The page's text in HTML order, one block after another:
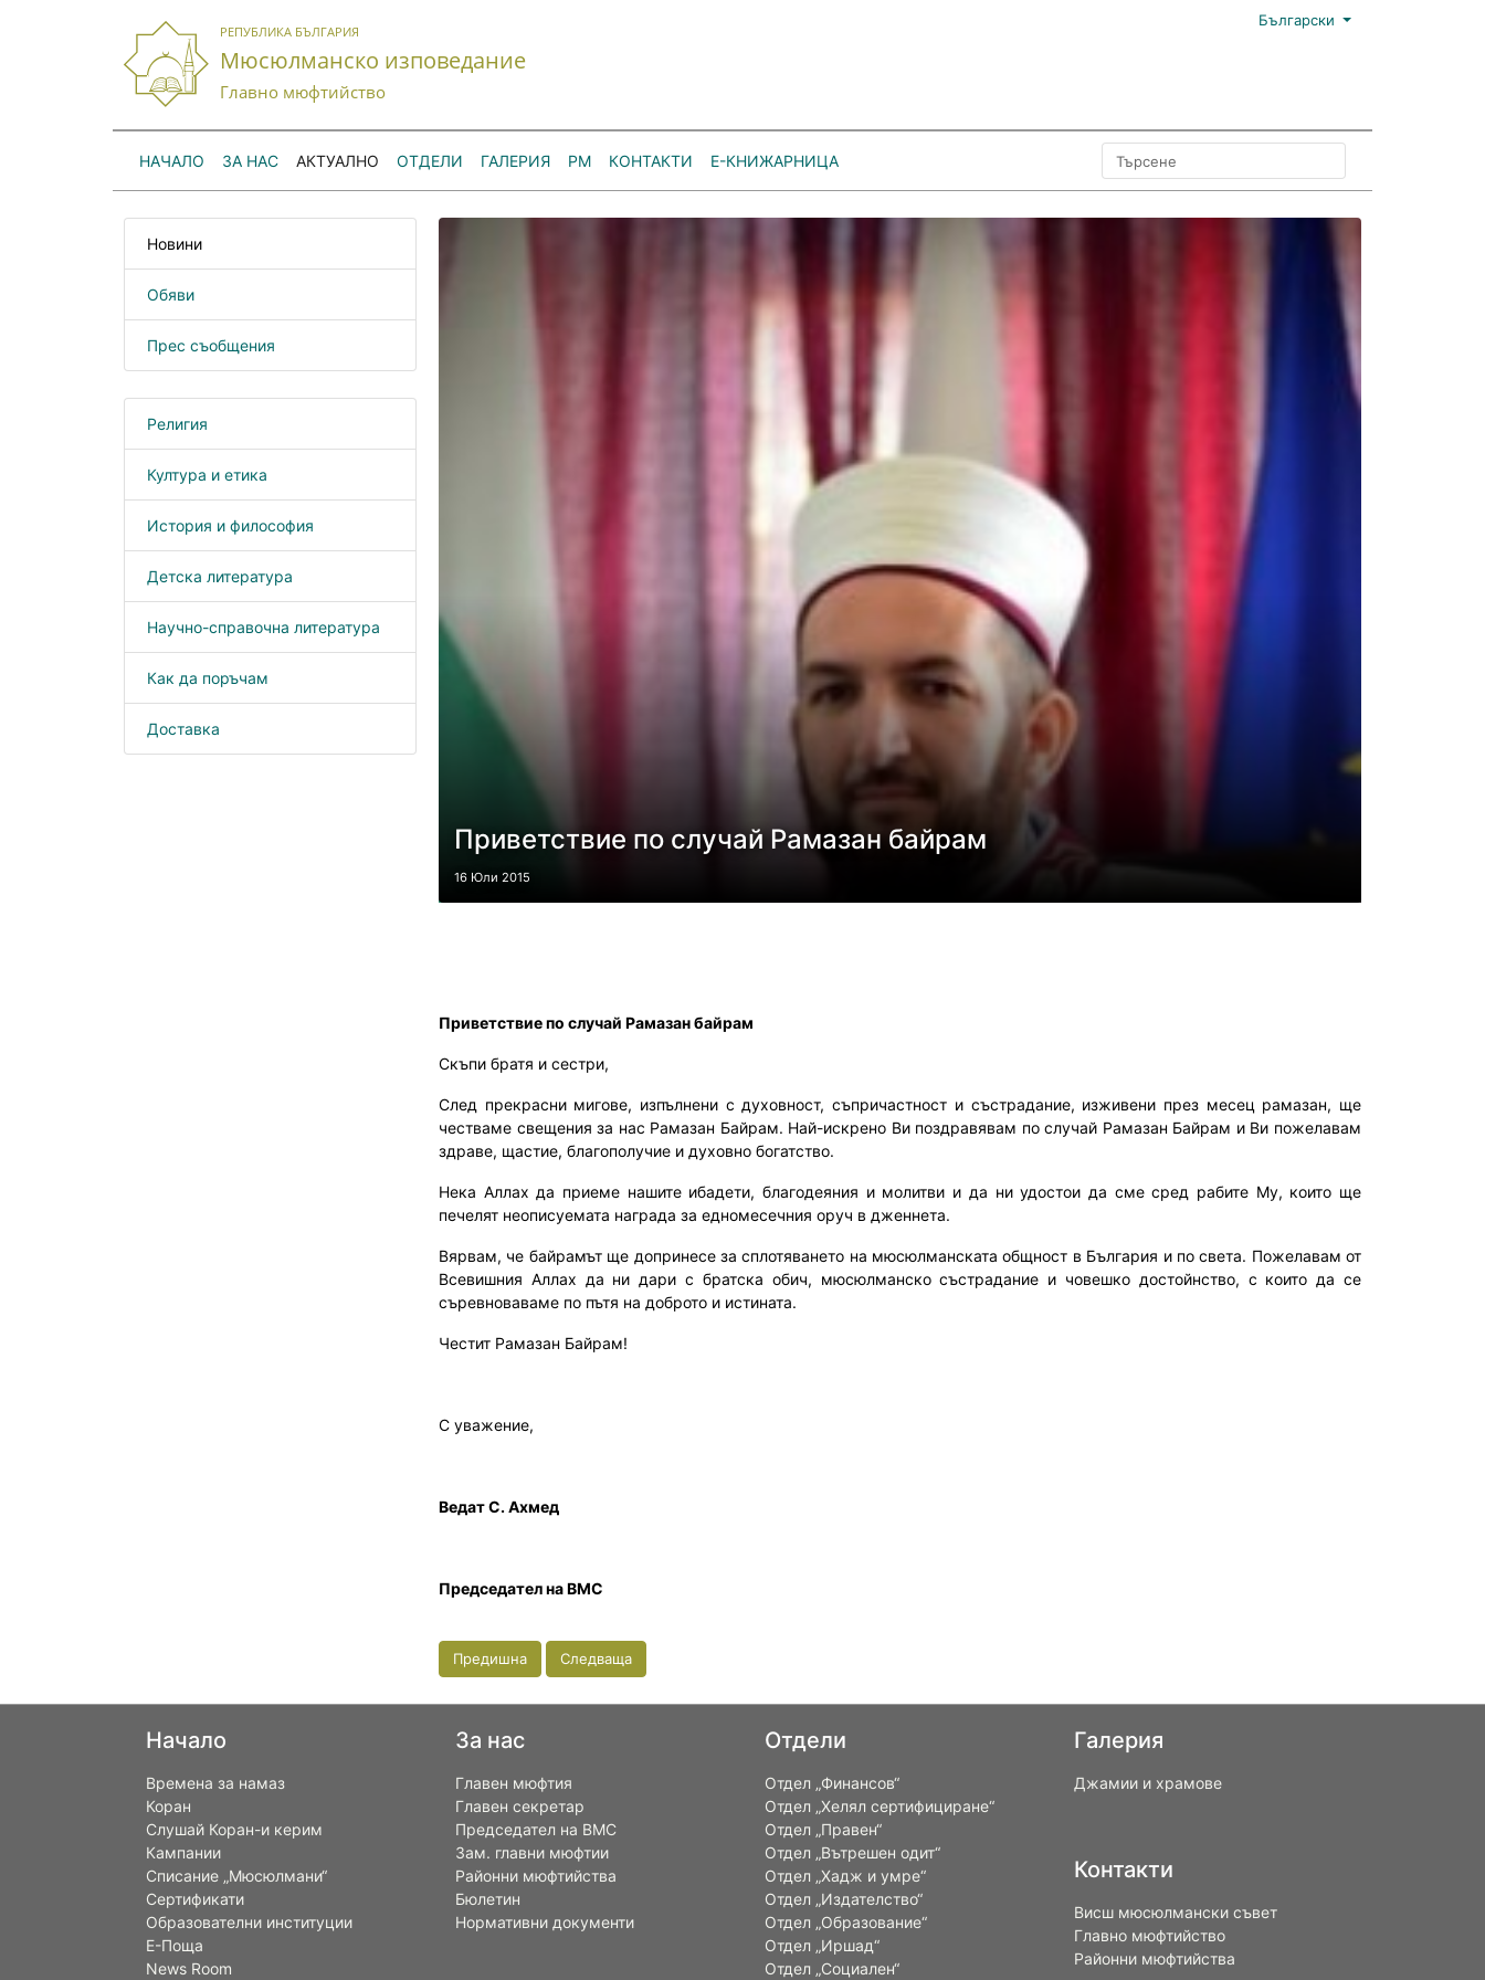
РЕПУБЛИКА БЪЛГАРИЯ
Мюсюлманско изповедание
Главно мюфтийство
Български
НАЧАЛО ЗА НАС АКТУАЛНО ОТДЕЛИ ГАЛЕРИЯ РМ КОНТАКТИ Е-КНИЖАРНИЦА
Новини
Обяви
Прес съобщения
Религия
Култура и етика
История и философия
Детска литература
Научно-справочна литература
Как да поръчам
Доставка
Приветствие по случай Рамазан байрам
16 Юли 2015
Приветствие по случай Рамазан байрам
Скъпи братя и сестри,
След прекрасни мигове, изпълнени с духовност, съпричастност и състрадание, изживени през месец рамазан, ще
честваме свещения за нас Рамазан Байрам. Най-искрено Ви поздравявам по случай Рамазан Байрам и Ви пожелавам
здраве, щастие, благополучие и духовно богатство.
Нека Аллах да приеме нашите ибадети, благодеяния и молитви и да ни удостои да сме сред рабите Му, които ще
печелят неописуемата награда за едномесечния оруч в дженнета.
Вярвам, че байрамът ще допринесе за сплотяването на мюсюлманската общност в България и по света. Пожелавам от
Всевишния Аллах да ни дари с братска обич, мюсюлманско състрадание и човешко достойнство, с които да се
съревноваваме по пътя на доброто и истината.
Честит Рамазан Байрам!
С уважение,
Ведат С. Ахмед
Председател на ВМС
Предишна Следваща
Начало
Времена за намаз
Коран
Слушай Коран-и керим
Кампании
Списание „Мюсюлмани“
Сертификати
Образователни институции
Е-Поща
News Room
За нас
Главен мюфтия
Главен секретар
Председател на ВМС
Зам. главни мюфтии
Районни мюфтийства
Бюлетин
Нормативни документи
Отдели
Отдел „Финансов“
Отдел „Хелял сертифициране“
Отдел „Правен“
Отдел „Вътрешен одит“
Отдел „Хадж и умре“
Отдел „Издателство“
Отдел „Образование“
Отдел „Иршад“
Отдел „Социален“
Галерия
Джамии и храмове
Контакти
Висш мюсюлмански съвет
Главно мюфтийство
Районни мюфтийства